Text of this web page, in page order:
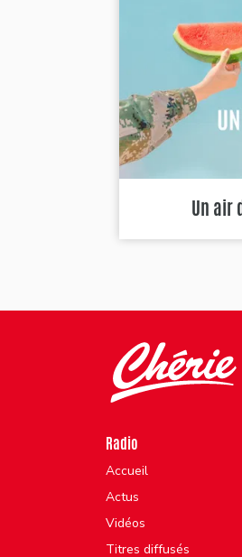
Un air
Radio
Accueil
Actus
Vidéos
Titres diffusés